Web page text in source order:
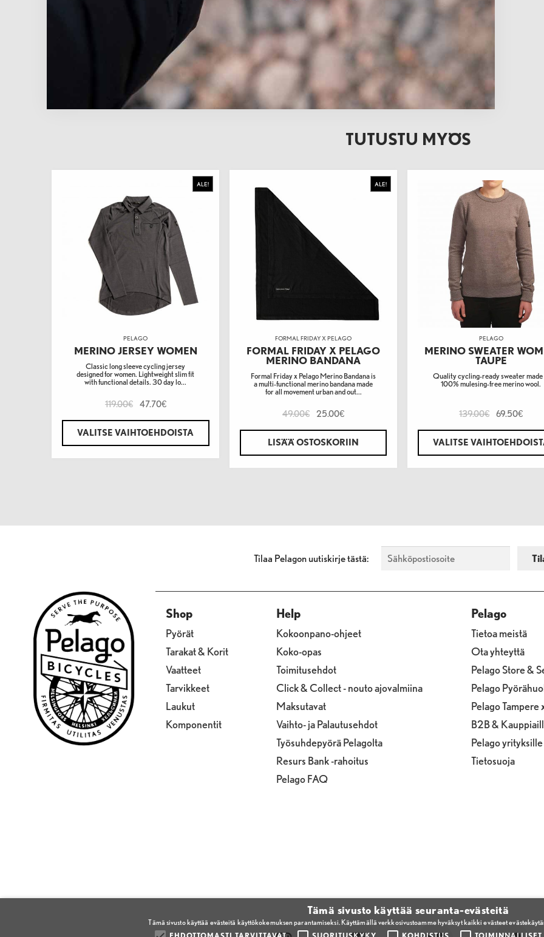
TUTUSTU MYÖS
PELAGO
MERINO JERSEY WOMEN
Classic long sleeve cycling jersey
designed for women. Lightweight slim fit
with functional details. 30 day lo...
ALE!
119.00€ 47.70€
VALITSE VAIHTOEHDOISTA
FORMAL FRIDAY X PELAGO
FORMAL FRIDAY X PELAGO
MERINO BANDANA
Formal Friday x Pelago Merino Bandana is
a multi-functional merino bandana made
for all movement urban and out...
ALE!
49.00€ 25.00€
LISÄÄ OSTOSKORIIN
PELAGO
MERINO SWEATER
TAUPE
Quality cycling-ready sweater made
100% mulesing-free merino wool.
139.00€ 69.50€
VALITSE
Tilaa Pelagon uutiskirje tästä:
Shop
Pyörät
Tarakat & Korit
Vaatteet
Tarvikkeet
Laukut
Komponentit
Help
Kokoonpano-ohjeet
Koko-opas
Toimitusehdot
Click & Collect - nouto ajovalmiina
Maksutavat
Vaihto- ja Palautusehdot
Työsuhdepyörä Pelagolta
Resurs Bank -rahoitus
Pelago FAQ
Pelago
Tietoa meistä
Ota yhteyttä
Pelago Store &
Pelago
Pelago Tampere
B2B &
Pelago yrityksille
Tietosuoja
Tämä sivusto käyttää seuranta-evästeitä
Tämä sivusto käyttää evästeitä käyttökokemuksen parantamiseksi. Käyttämällä verkkosivustoamme hyväksyt kaikki evästeet